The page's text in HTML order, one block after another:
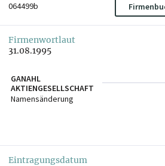
064499b
Firmenwortlaut
31.08.1995
GANAHL
AKTIENGESELLSCHAFT
Namensänderung
Eintragungsdatum